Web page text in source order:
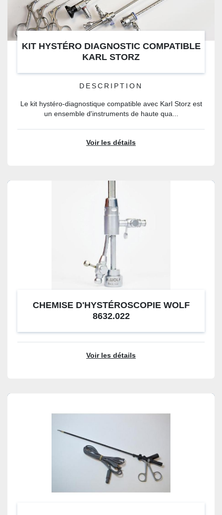
KIT HYSTÉRO DIAGNOSTIC COMPATIBLE
KARL STORZ
DESCRIPTION
Le kit hystéro-diagnostique compatible avec Karl Storz est
un ensemble d'instruments de haute qua...
Voir les détails
CHEMISE D'HYSTÉROSCOPIE WOLF
8632.022
Voir les détails